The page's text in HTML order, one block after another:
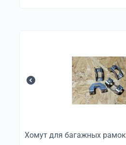
Хомут для багажных рамок